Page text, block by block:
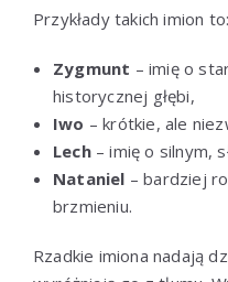
Przykłady takich imion to:
Zygmunt – imię o
historycznej głębi,
Iwo – krótkie, ale
Lech– imię o silnym,
Nataniel – bardziej
brzmieniu.
Rzadkie imiona nadają